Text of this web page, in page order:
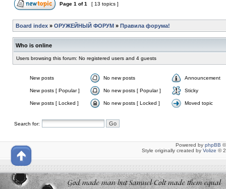
Page 1 of1 [ 13 topics ]
Board index » ОРУЖЕЙНЫЙ ФОРУМ » Правила форума!
Who is online
Users browsing this forum: No registered users and 4 guests
New posts No new posts Announcement
New posts [ Popular ] No new posts [ Popular ] Sticky
New posts [ Locked ] No new posts [ Locked ] Moved topic
Search for:
Powered by phpBB
Style originally created by Volize ©